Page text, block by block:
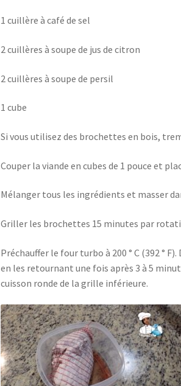
1 cuillère à café de sel
2 cuillères à soupe de jus de citron
2 cuillères à soupe de persil
1 cube
Si vous utilisez des brochettes en bois,
Couper la viande en cubes de 1 pouce et
Mélanger tous les ingrédients et masser
Griller les brochettes 15 minutes par
Préchauffer le four turbo à 200 ° C (392 °
en les retournant une fois après 3 à 5
cuisson ronde de la grille inférieure.